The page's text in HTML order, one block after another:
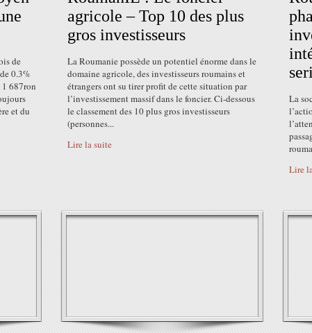
de
0.3%
687ron
et du
agricole – Top 10 des plus
gros investisseurs
La Roumanie possède un potentiel énorme dans le
domaine agricole, des investisseurs roumains et
étrangers ont su tirer profit de cette situation par
l’investissement massif dans le foncier. Ci-dessous
le classement des 10 plus gros investisseurs
(personnes...
Lire la suite
La
Lire